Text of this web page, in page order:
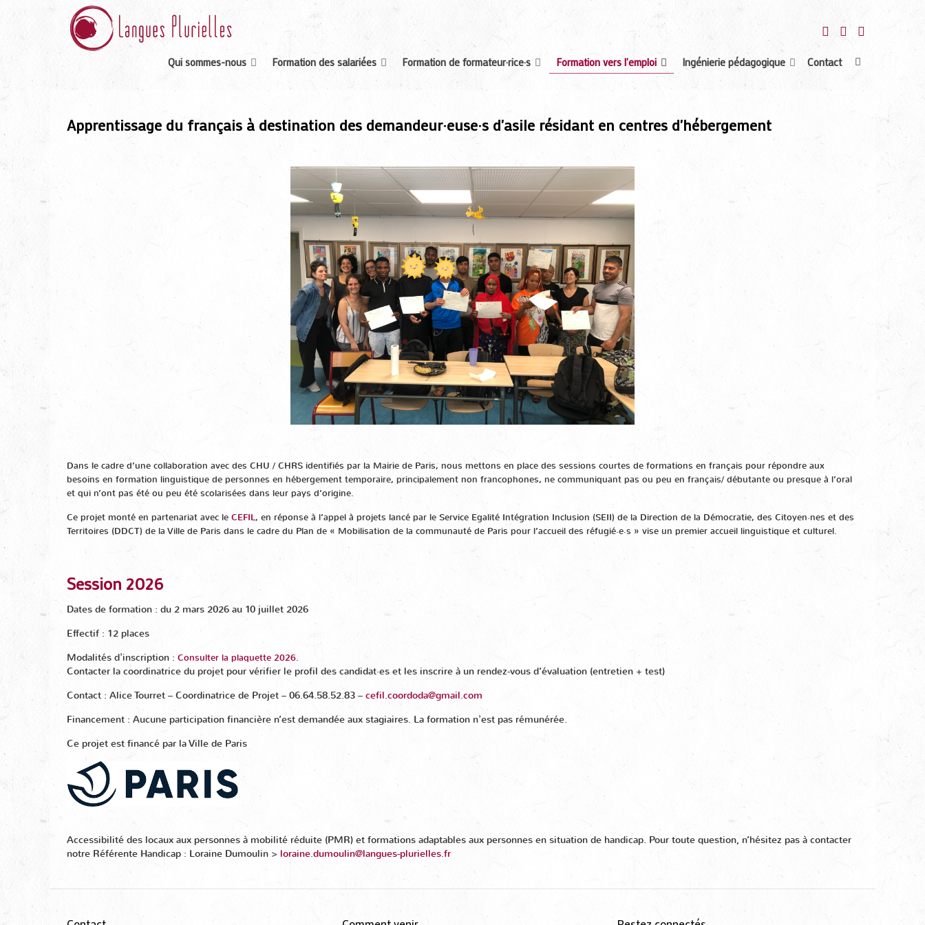
Qui sommes-nous Formation des salariées Formation de formateur·rice·s Formation vers l'emploi Ingénierie pédagogique Contact
Apprentissage du français à destination des demandeur·euse·s d'asile résidant en centres d'hébergement
Dans le cadre d’une collaboration avec des CHU / CHRS identifiés par la Mairie de Paris, nous mettons en place des sessions courtes de formations en français pour répondre aux
besoins en formation linguistique de personnes en hébergement temporaire, principalement non francophones, ne communiquant pas ou peu en français/ débutante ou presque à l’oral
et qui n’ont pas été ou peu été scolarisées dans leur pays d’origine.
Ce projet monté en partenariat avec le CEFIL, en réponse à l’appel à projets lancé par le Service Egalité Intégration Inclusion (SEII) de la Direction de la Démocratie, des Citoyen·nes et des
Territoires (DDCT) de la Ville de Paris dans le cadre du Plan de « Mobilisation de la communauté de Paris pour l’accueil des réfugié·e·s » vise un premier accueil linguistique et culturel.
Session 2026
Dates de formation : du 2 mars 2026 au 10 juillet 2026
Effectif : 12 places
Modalités d'inscription : Consulter la plaquette 2026.
Contacter la coordinatrice du projet pour vérifier le profil des candidat·es et les inscrire à un rendez-vous d’évaluation (entretien + test)
Contact : Alice Tourret – Coordinatrice de Projet – 06.64.58.52.83 – cefil.coordoda@gmail.com
Financement : Aucune participation financière n’est demandée aux stagiaires. La formation n'est pas rémunérée.
Ce projet est financé par la Ville de Paris
Accessibilité des locaux aux personnes à mobilité réduite (PMR) et formations adaptables aux personnes en situation de handicap. Pour toute question, n’hésitez pas à contacter
notre Référente Handicap : Loraine Dumoulin > loraine.dumoulin@langues-plurielles.fr